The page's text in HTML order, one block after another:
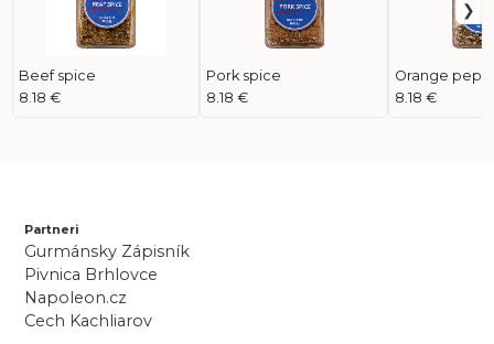
Beef spice
8.18 €
Pork spice
8.18 €
Orange
8.18 €
Partneri
Gurmánsky Zápisník
Pivnica Brhlovce
Napoleon.cz
Cech Kachliarov